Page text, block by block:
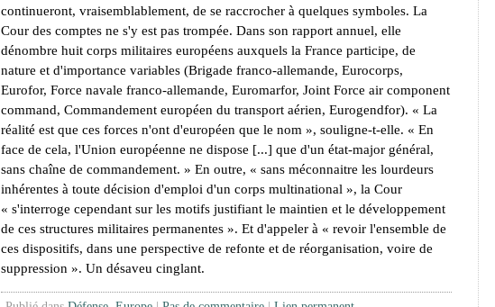
continueront, vraisemblablement, de se raccrocher à quelques symboles. La
Cour des comptes ne s'y est pas trompée. Dans son rapport annuel, elle
dénombre huit corps militaires européens auxquels la France participe, de
nature et d'importance variables (Brigade franco-allemande, Eurocorps,
Eurofor, Force navale franco-allemande, Euromarfor, Joint Force air component
command, Commandement européen du transport aérien, Eurogendfor). « La
réalité est que ces forces n'ont d'européen que le nom », souligne-t-elle. « En
face de cela, l'Union européenne ne dispose [...] que d'un état-major général,
sans chaîne de commandement. » En outre, « sans méconnaitre les lourdeurs
inhérentes à toute décision d'emploi d'un corps multinational », la Cour
« s'interroge cependant sur les motifs justifiant le maintien et le développement
de ces structures militaires permanentes ». Et d'appeler à « revoir l'ensemble de
ces dispositifs, dans une perspective de refonte et de réorganisation, voire de
suppression ». Un désaveu cinglant.